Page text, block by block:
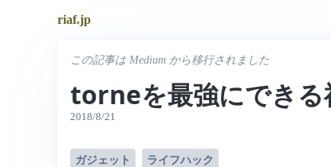
riaf.jp
この記事は Medium から移行されました
torneを最強にできる
2018/8/21
ガジェット ライフハック